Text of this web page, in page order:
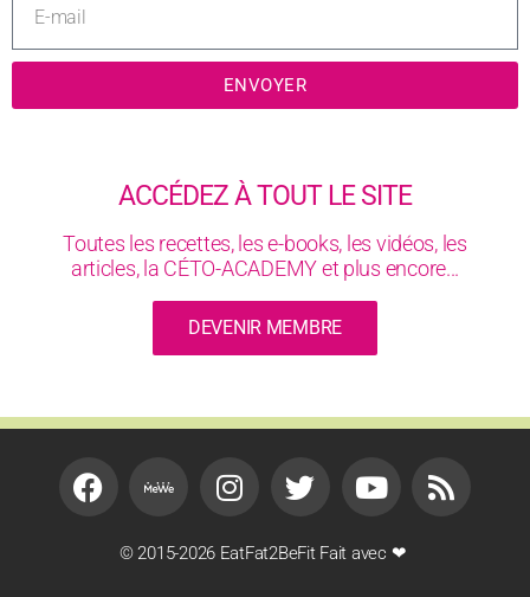
ENVOYER
ACCÉDEZ À TOUT LE SITE
Toutes les recettes, les e-books, les vidéos, les
articles, la CÉTO-ACADEMY et plus encore...
DEVENIR MEMBRE
© 2015-2026 EatFat2BeFit Fait avec ❤